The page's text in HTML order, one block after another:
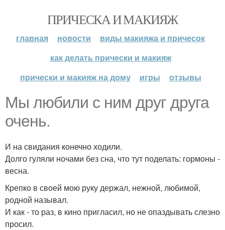
ПРИЧЕСКА И МАКИЯЖ
главная новости
виды макияжа и причесок
как делать прически и макияж
прически и макияж на дому
игры отзывы
Мы любили с ним друг друга
очень.
И на свидания конечно ходили.
Долго гуляли ночами без сна, что тут поделать: гормоны -
весна.
Крепко в своей мою руку держал, нежной, любимой,
родной называл.
И как - то раз, в кино пригласил, но не опаздывать слезно
просил.